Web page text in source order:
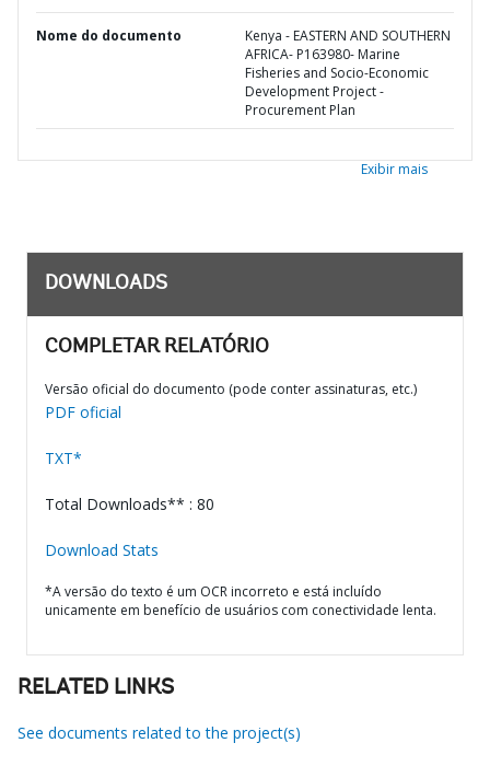
Nome do documento
Kenya - EASTERN AND SOUTHERN
AFRICA- P163980- Marine
Fisheries and Socio-Economic
Development Project -
Procurement Plan
Exibir mais
DOWNLOADS
COMPLETAR RELATÓRIO
Versão oficial do documento (pode conter assinaturas, etc.)
PDF oficial
TXT*
Total Downloads** : 80
Download Stats
*A versão do texto é um OCR incorreto e está incluído
unicamente em benefício de usuários com conectividade lenta.
RELATED LINKS
See documents related to the project(s)